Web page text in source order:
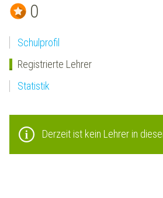
0
Schulprofil
Registrierte Lehrer
Statistik
Derzeit ist kein Lehrer in